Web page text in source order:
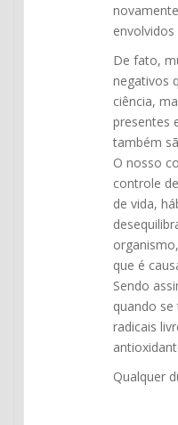
De fato,
negativos
ciência,
presentes
também
O nosso
controle
de vida,
que é
Sendo
quando
radicais
Qualquer